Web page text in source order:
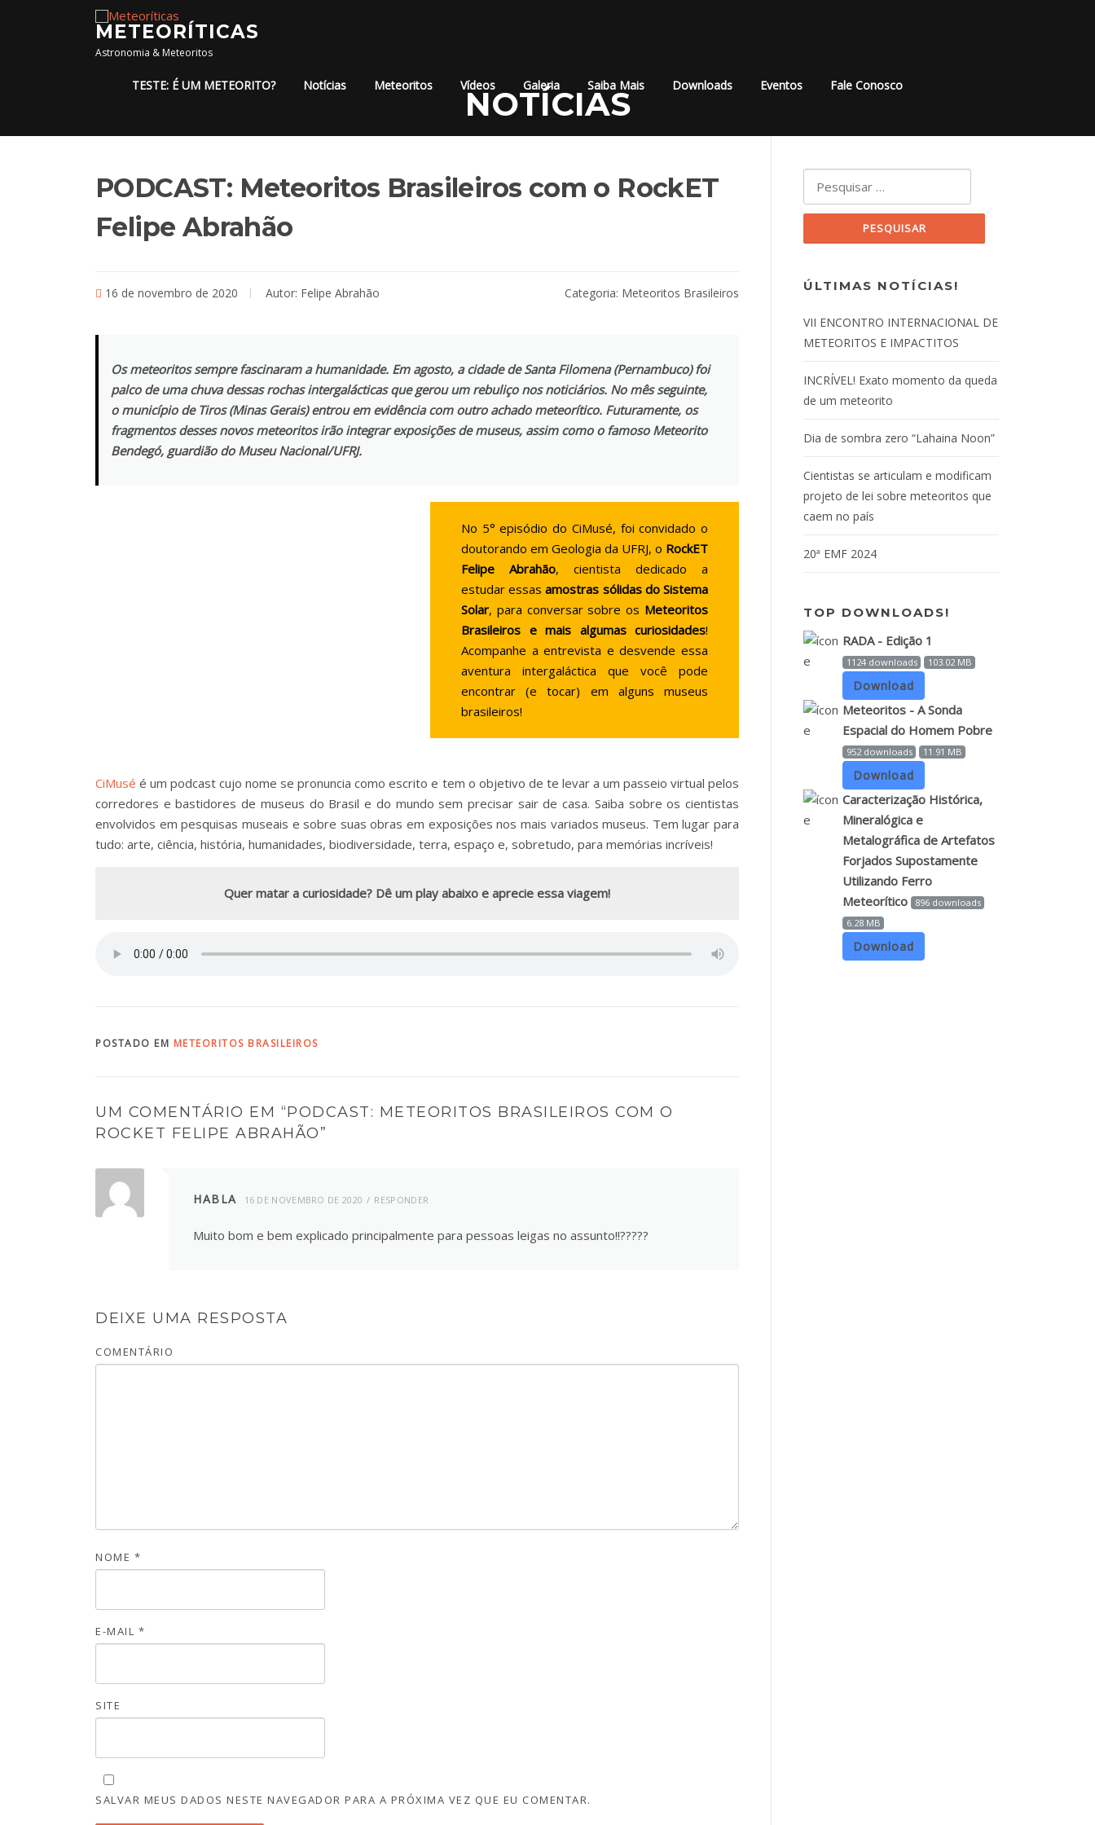
Pular para o conteúdo
METEORÍTICAS
Astronomia & Meteoritos
TESTE: É UM METEORITO? Notícias Meteoritos Vídeos Galeria Saiba Mais Downloads Eventos Fale Conosco
NOTÍCIAS
PODCAST: Meteoritos Brasileiros com o RockET
Felipe Abrahão
16 de novembro de 2020 Autor: Felipe Abrahão Categoria: Meteoritos Brasileiros
Os meteoritos sempre fascinaram a humanidade. Em agosto, a cidade de Santa Filomena (Pernambuco) foi
palco de uma chuva dessas rochas intergalácticas que gerou um rebuliço nos noticiários. No mês seguinte,
o município de Tiros (Minas Gerais) entrou em evidência com outro achado meteorítico. Futuramente, os
fragmentos desses novos meteoritos irão integrar exposições de museus, assim como o famoso Meteorito
Bendegó, guardião do Museu Nacional/UFRJ.
No 5° episódio do CiMusé, foi convidado o
doutorando em Geologia da UFRJ, o RockET
Felipe Abrahão, cientista dedicado a
estudar essasamostras sólidas do Sistema
Solar, para conversar sobre os Meteoritos
Brasileiros e mais algumas curiosidades!
Acompanhe a entrevista e desvende essa
aventura intergaláctica que você pode
encontrar (e tocar) em alguns museus
brasileiros!
CiMusé é um podcast cujo nome se pronuncia como escrito e tem o objetivo de te levar a um passeio virtual pelos
corredores e bastidores de museus do Brasil e do mundo sem precisar sair de casa. Saiba sobre os cientistas
envolvidos em pesquisas museais e sobre suas obras em exposições nos mais variados museus. Tem lugar para
tudo: arte, ciência, história, humanidades, biodiversidade, terra, espaço e, sobretudo, para memórias incríveis!
Quer matar a curiosidade? Dê um play abaixo e aprecie essa viagem!
POSTADO EM METEORITOS BRASILEIROS
UM COMENTÁRIO EM “PODCAST: METEORITOS BRASILEIROS COM O
ROCKET FELIPE ABRAHÃO”
HABLA 16 DE NOVEMBRO DE 2020 RESPONDER
Muito bom e bem explicado principalmente para pessoas leigas no assunto!!?????
DEIXE UMA RESPOSTA
COMENTÁRIO
NOME *
E-MAIL *
SITE
SALVAR MEUS DADOS NESTE NAVEGADOR PARA A PRÓXIMA VEZ QUE EU COMENTAR.
ÚLTIMAS NOTÍCIAS!
VII ENCONTRO INTERNACIONAL DE
METEORITOS E IMPACTITOS
INCRÍVEL! Exato momento da queda
de um meteorito
Dia de sombra zero “Lahaina Noon”
Cientistas se articulam e modificam
projeto de lei sobre meteoritos que
caem no país
20ª EMF 2024
TOP DOWNLOADS!
RADA - Edição 1
1124 downloads 103.02 MB
Download
Meteoritos - A Sonda
Espacial do Homem Pobre
952 downloads 11.91 MB
Download
Caracterização Histórica,
Mineralógica e
Metalográfica de Artefatos
Forjados Supostamente
Utilizando Ferro
Meteorítico
896 downloads
6.28 MB
Download